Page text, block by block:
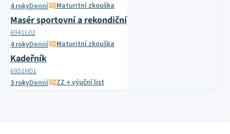
4 rokyDenní Maturitní zkouška
Masér sportovní a rekondiční
6941L02
4 rokyDenní Maturitní zkouška
Kadeřník
6951H01
3 rokyDenní ZZ + výuční list